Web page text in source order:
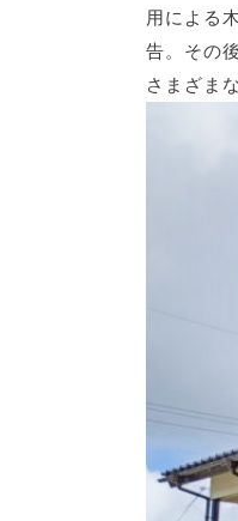
用による
告。その
さまざま